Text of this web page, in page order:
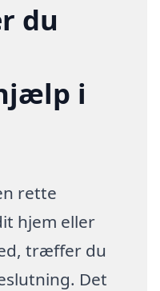
du
i
rette
hjem eller
træffer du
Det